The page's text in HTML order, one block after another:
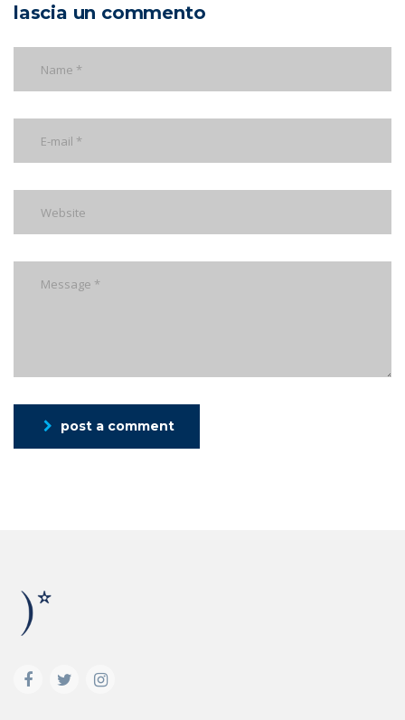
lascia un commento
post a comment